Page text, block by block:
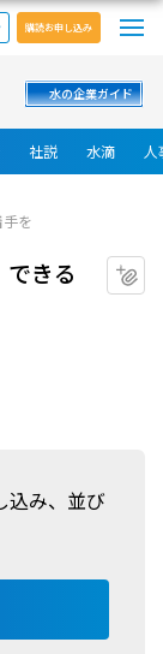
購読お申し込み
水の企業ガイド
社説 水滴
を
きる
込み、並び